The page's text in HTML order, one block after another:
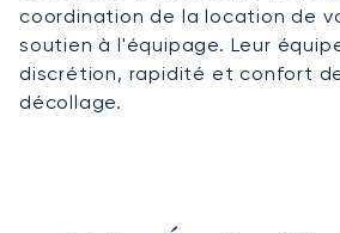
coordination de la location de
soutien à l'équipage. Leur
discrétion, rapidité et confort
décollage.